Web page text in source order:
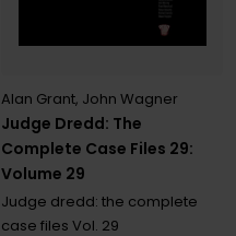
John Burns,John Wagner,
Judge Dredd: The
Complete Case Files 29:
Volume 29
Alan Grant, John Wagner
Judge dredd: the complete
case files Vol. 29